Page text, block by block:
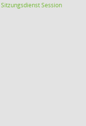
SitzungsdienstSession(Wird in